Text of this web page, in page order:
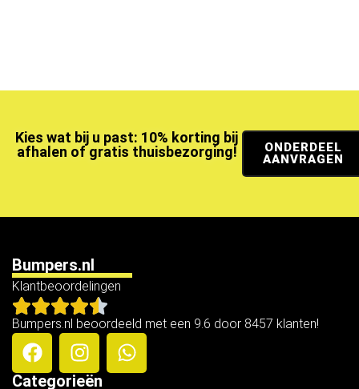
Kies wat bij u past: 10% korting bij
afhalen of gratis thuisbezorging!
ONDERDEEL
AANVRAGEN
Bumpers.nl
Klantbeoordelingen
Bumpers.nl beoordeeld met een 9.6 door 8457 klanten!
Categorieën